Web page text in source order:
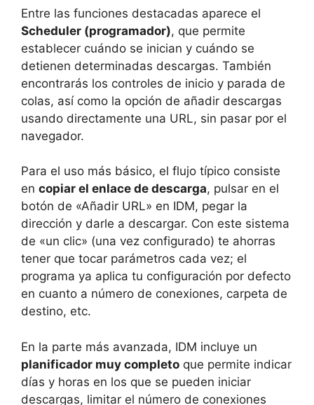
Entre las funciones destacadas aparece el
Scheduler (programador), que permite
establecer cuándo se inician y cuándo se
detienen determinadas descargas. También
encontrarás los controles de inicio y parada de
colas, así como la opción de añadir descargas
usando directamente una URL, sin pasar por el
navegador.
Para el uso más básico, el flujo típico consiste
en copiar el enlace de descarga, pulsar en el
botón de «Añadir URL» en IDM, pegar la
dirección y darle a descargar. Con este sistema
de «un clic» (una vez configurado) te ahorras
tener que tocar parámetros cada vez; el
programa ya aplica tu configuración por defecto
en cuanto a número de conexiones, carpeta de
destino, etc.
En la parte más avanzada, IDM incluye un
planificador muy completo que permite indicar
días y horas en los que se pueden iniciar
descargas, limitar el número de conexiones